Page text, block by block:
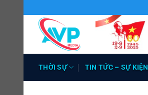
đến
THỜI SỰ TIN TỨC – SỰ KIỆN